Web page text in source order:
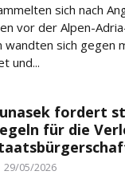
sich nach
vor der Alpen-
sich gegen
und...
fordert
für die
Posted
29/05/2026